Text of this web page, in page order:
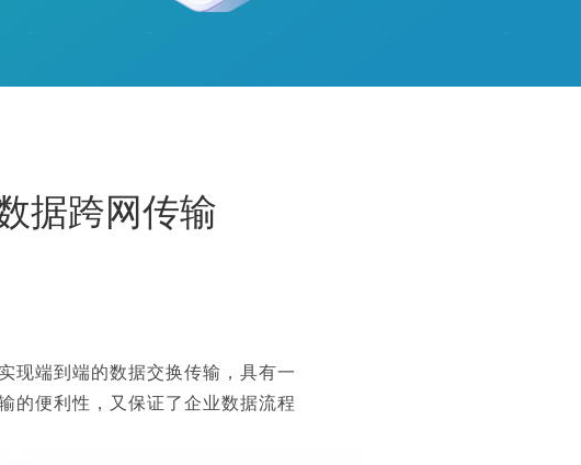
据跨网传输
现端到端的数据交换传输，具有一
的便利性，又保证了企业数据流程